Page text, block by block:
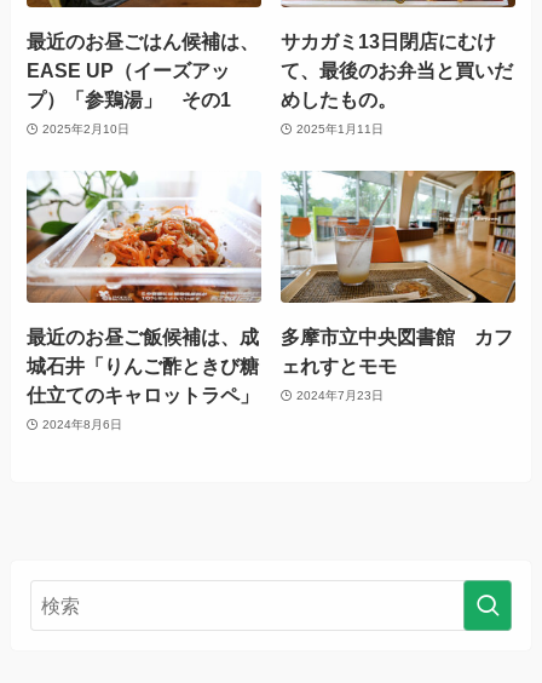
最近のお昼ごはん候補は、
EASE UP（イーズアッ
プ）「参鶏湯」 その1
2025年2月10日
サカガミ13日閉店にむけ
て、最後のお弁当と買いだ
めしたもの。
2025年1月11日
最近のお昼ご飯候補は、成
城石井「りんご酢ときび糖
仕立てのキャロットラペ」
2024年8月6日
多摩市立中央図書館 カフ
ェれすとモモ
2024年7月23日